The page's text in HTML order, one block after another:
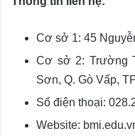
Cơ sở 1: 45
Cơ sở 2: Trường
Sơn, Q. Gò Vấp,
Số điện thoại:
Website: